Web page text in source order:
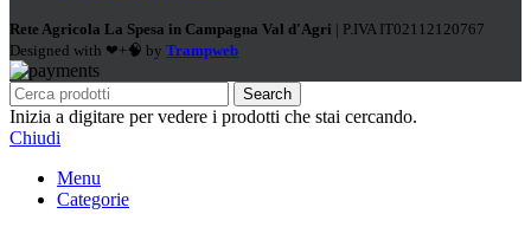
Rete Agricola La Spesa in Campagna Val d'Agri | P.IVA IT02112120767
Designed with ❤+🧠 by Trampweb
Search
Inizia a digitare per vedere i prodotti che stai cercando.
Chiudi
Menu
Categorie